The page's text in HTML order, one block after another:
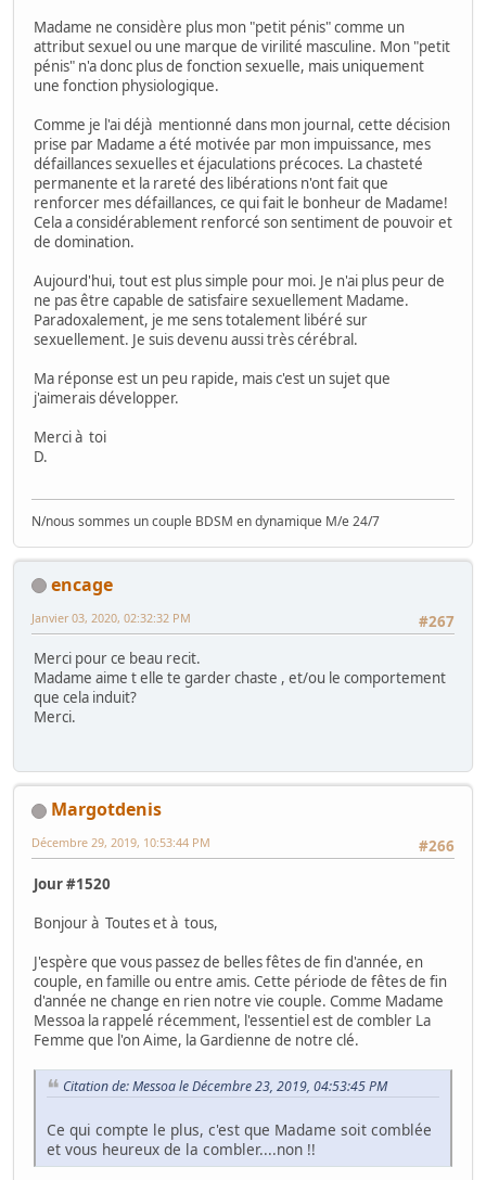
Madame ne considère plus mon "petit pénis" comme un
attribut sexuel ou une marque de virilité masculine. Mon "petit
pénis" n'a donc plus de fonction sexuelle, mais uniquement
une fonction physiologique.
Comme je l'ai déjà mentionné dans mon journal, cette décision
prise par Madame a été motivée par mon impuissance, mes
défaillances sexuelles et éjaculations précoces. La chasteté
permanente et la rareté des libérations n'ont fait que
renforcer mes défaillances, ce qui fait le bonheur de Madame!
Cela a considérablement renforcé son sentiment de pouvoir et
de domination.
Aujourd'hui, tout est plus simple pour moi. Je n'ai plus peur de
ne pas être capable de satisfaire sexuellement Madame.
Paradoxalement, je me sens totalement libéré sur
sexuellement. Je suis devenu aussi très cérébral.
Ma réponse est un peu rapide, mais c'est un sujet que
j'aimerais développer.
Merci à toi
D.
N/nous sommes un couple BDSM en dynamique M/e 24/7
encage
#267
Janvier 03, 2020, 02:32:32 PM
Merci pour ce beau recit.
Madame aime t elle te garder chaste , et/ou le comportement
que cela induit?
Merci.
Margotdenis
#266
Décembre 29, 2019, 10:53:44 PM
Jour #1520
Bonjour à Toutes et à tous,
J'espère que vous passez de belles fêtes de fin d'année, en
couple, en famille ou entre amis. Cette période de fêtes de fin
d'année ne change en rien notre vie couple. Comme Madame
Messoa la rappelé récemment, l'essentiel est de combler La
Femme que l'on Aime, la Gardienne de notre clé.
Citation de: Messoa le Décembre 23, 2019, 04:53:45 PM
Ce qui compte le plus, c'est que Madame soit comblée
et vous heureux de la combler....non !!